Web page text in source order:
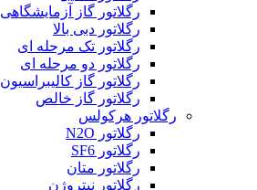
رگلاتور گاز آزمایشگاهی
رگلاتور دبی بالا
رگلاتور تک مرحله ای
رگلاتور دو مرحله ای
رگلاتور گاز کالیبراسیون
رگلاتور گاز خالص
رگلاتور هرکولس
رگلاتور N2O
رگلاتور SF6
رگلاتور متان
رگلاتور نیتروژن